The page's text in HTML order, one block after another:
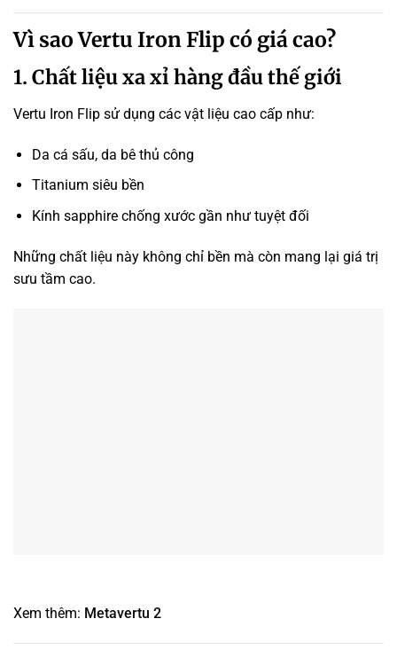
Vì sao Vertu Iron Flip có giá cao?
1. Chất liệu xa xỉ hàng đầu thế giới
Vertu Iron Flip sử dụng các vật liệu cao cấp như:
Da cá sấu, da bê thủ công
Titanium siêu bền
Kính sapphire chống xước gần như tuyệt đối
Những chất liệu này không chỉ bền mà còn mang lại giá trị
sưu tầm cao.
Xem thêm: Metavertu 2